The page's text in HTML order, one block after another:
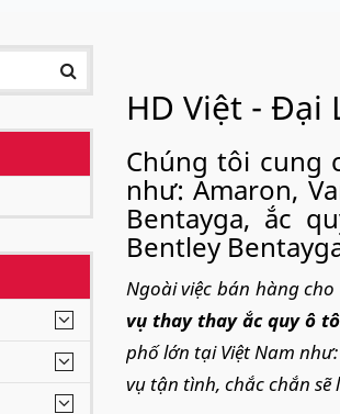
HD Việt - Đại
Chúng tôi cung
như: Amaron,
Bentayga, ắc
Bentley
Ngoài việc bán hàng
vụ thay thay ắc quy ô
phố lớn tại Việt Nam
vụ tận tình, chắc chắn